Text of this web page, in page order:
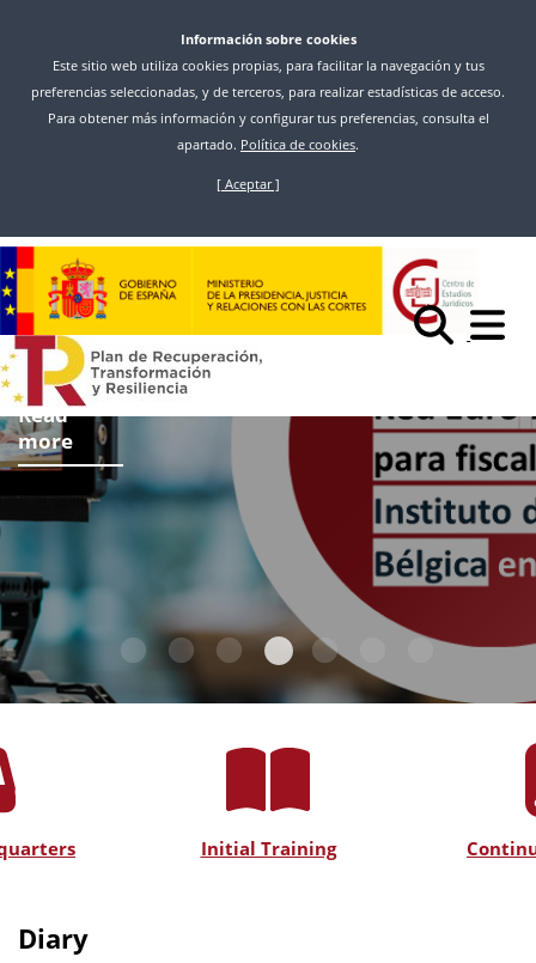
main
Información sobre cookies
Este sitio web utiliza cookies propias, para facilitar la navegación y tus
preferencias seleccionadas, y de terceros, para realizar estadísticas de acceso.
Para obtener más información y configurar tus preferencias, consulta el
apartado. Política de cookies.
[ Aceptar ]
Read
more
Initial Training
Diary